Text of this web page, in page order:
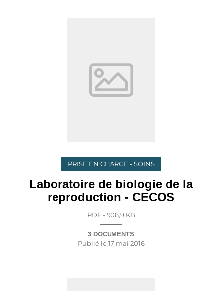
PRISE EN CHARGE - SOINS
Laboratoire de biologie de la
reproduction - CECOS
PDF - 908,9 KB
3 DOCUMENTS
Publié le17 mai 2016